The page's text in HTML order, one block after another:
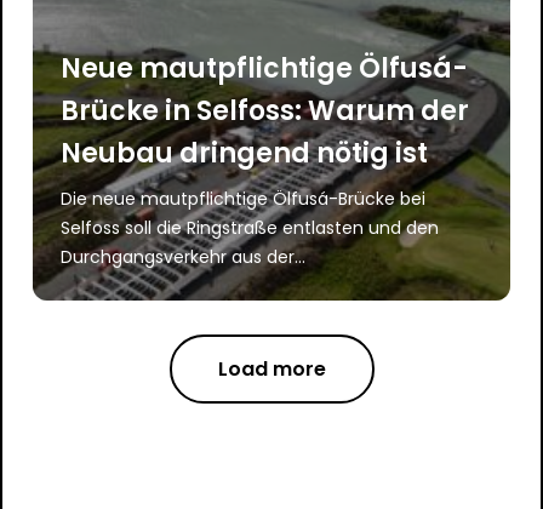
Neue mautpflichtige Ölfusá-
Brücke in Selfoss: Warum der
Neubau dringend nötig ist
Die neue mautpflichtige Ölfusá-Brücke bei
Selfoss soll die Ringstraße entlasten und den
Durchgangsverkehr aus der...
Load more